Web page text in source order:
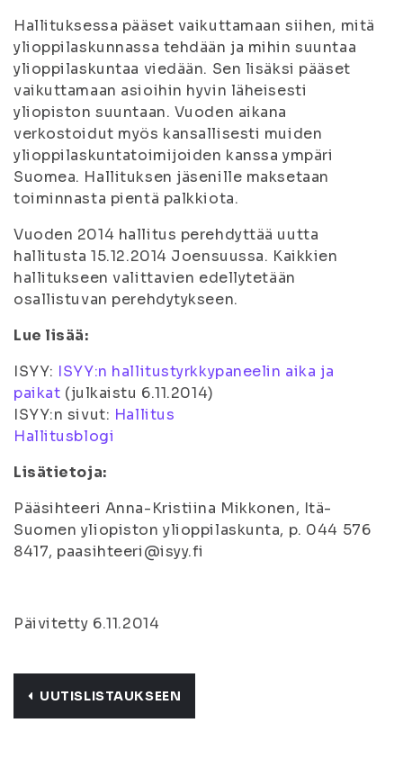
Hallituksessa pääset vaikuttamaan siihen, mitä
ylioppilaskunnassa tehdään ja mihin suuntaa
ylioppilaskuntaa viedään. Sen lisäksi pääset
vaikuttamaan asioihin hyvin läheisesti
yliopiston suuntaan. Vuoden aikana
verkostoidut myös kansallisesti muiden
ylioppilaskuntatoimijoiden kanssa ympäri
Suomea. Hallituksen jäsenille maksetaan
toiminnasta pientä palkkiota.
Vuoden 2014 hallitus perehdyttää uutta
hallitusta 15.12.2014 Joensuussa. Kaikkien
hallitukseen valittavien edellytetään
osallistuvan perehdytykseen.
Lue lisää:
ISYY: ISYY:n hallitustyrkkypaneelin aika ja
paikat (julkaistu 6.11.2014)
ISYY:n sivut: Hallitus
Hallitusblogi
Lisätietoja:
Pääsihteeri Anna-Kristiina Mikkonen, Itä-
Suomen yliopiston ylioppilaskunta, p. 044 576
8417, paasihteeri@isyy.fi
Päivitetty 6.11.2014
UUTISLISTAUKSEEN